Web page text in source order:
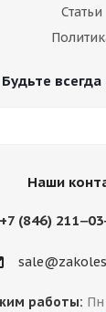
Статьи
Будьте всегда
Наши
+7 (846)
работы: Пн